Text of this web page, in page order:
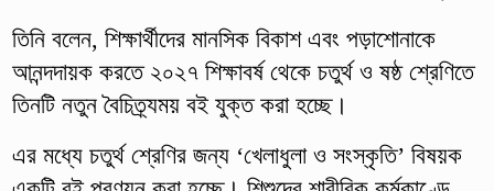
তিনি বলেন, শিক্ষার্থীদের মানসিক বিকাশ এবং পড়াশোনাকে
আনন্দদায়ক করতে ২০২৭ শিক্ষাবর্ষ থেকে চতুর্থ ও ষষ্ঠ শ্রেণিতে
তিনটি নতুন বৈচিত্র্যময় বই যুক্ত করা হচ্ছে।
এর মধ্যে চতুর্থ শ্রেণির জন্য ‘খেলাধুলা ও সংস্কৃতি’ বিষয়ক